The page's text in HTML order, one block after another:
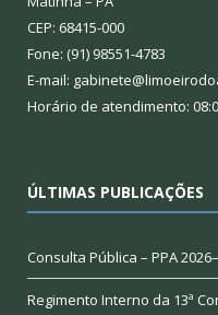
CEP: 68415-000
Fone: (91) 98551-4783
E-mail:
Horário de atendimento:
ÚLTIMAS PUBLICAÇÕES
Consulta Pública – PPA
Regimento Interno da 13ª